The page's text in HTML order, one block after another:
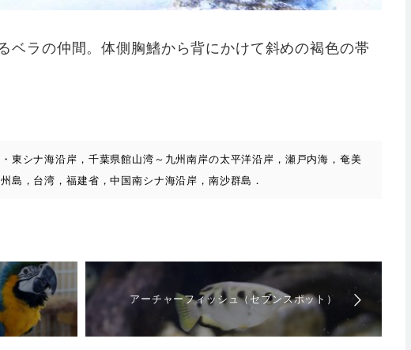
ベラの仲間。体側胸鰭から背にかけて斜めの褐色の帯
東シナ海沿岸，千葉県館山湾～九州南岸の太平洋沿岸，瀬戸内海，奄美
島，台湾，福建省，中国南シナ海沿岸，南沙群島．
アーチャーフィッシュ（セブンスポット）